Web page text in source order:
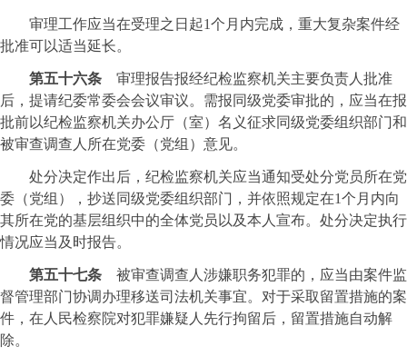
审理工作应当在受理之日起1个月内完成，重大复杂案件经
批准可以适当延长。
第五十六条 审理报告报经纪检监察机关主要负责人批准
后，提请纪委常委会会议审议。需报同级党委审批的，应当在报
批前以纪检监察机关办公厅（室）名义征求同级党委组织部门和
被审查调查人所在党委（党组）意见。
处分决定作出后，纪检监察机关应当通知受处分党员所在党
委（党组），抄送同级党委组织部门，并依照规定在1个月内向
其所在党的基层组织中的全体党员以及本人宣布。处分决定执行
情况应当及时报告。
第五十七条 被审查调查人涉嫌职务犯罪的，应当由案件监
督管理部门协调办理移送司法机关事宜。对于采取留置措施的案
件，在人民检察院对犯罪嫌疑人先行拘留后，留置措施自动解
除。